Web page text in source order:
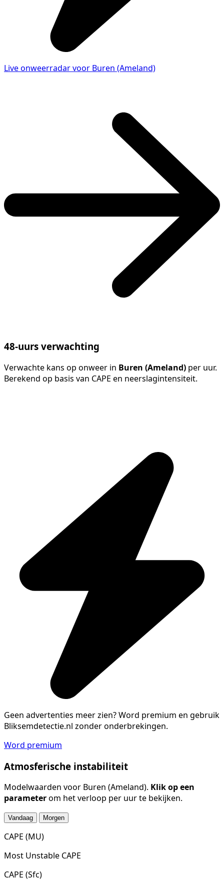
Live onweerradar voor Buren (Ameland)
48-uurs verwachting
Verwachte kans op onweer in Buren (Ameland) per uur.
Berekend op basis van CAPE en neerslagintensiteit.
Geen advertenties meer zien?Word premium en gebruik
Bliksemdetectie.nl zonder onderbrekingen.
Word premium
Atmosferische instabiliteit
Modelwaarden voor Buren (Ameland). Klik op een
parameterom het verloop per uur te bekijken.
Vandaag Morgen
CAPE (MU)
Most Unstable CAPE
CAPE (Sfc)